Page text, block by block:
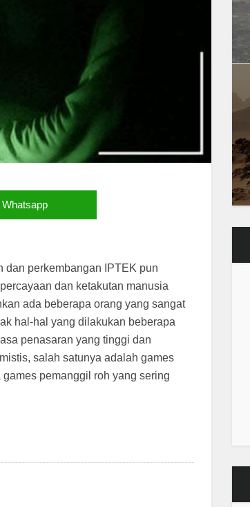
Whatsapp
dan perkembangan IPTEK pun
dan ketakutan manusia
ada beberapa orang yang sangat
hal-hal yang dilakukan beberapa
penasaran yang tinggi dan
salah satunya adalah games
pemanggil roh yang sering